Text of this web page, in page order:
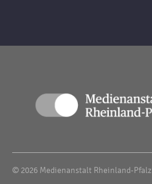
© 2026 Medienanstalt Rheinland-Pfalz